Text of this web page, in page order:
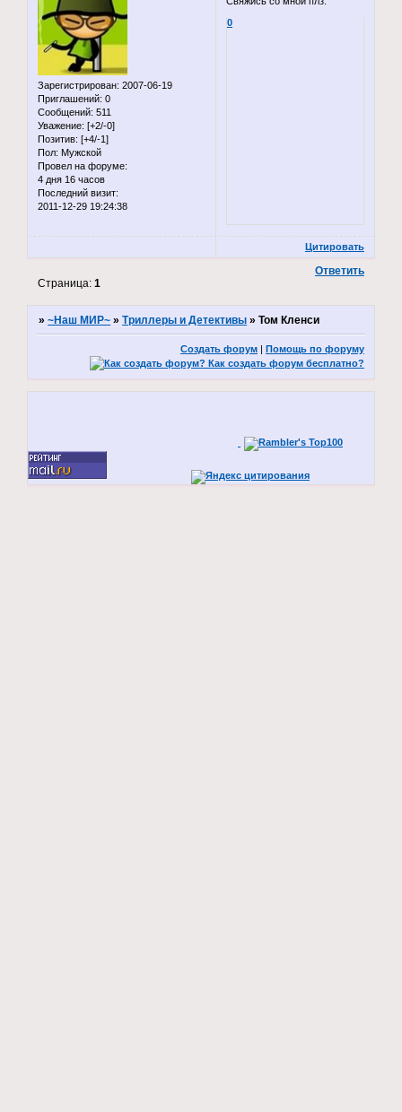
Зарегистрирован: 2007-06-19
Приглашений: 0
Сообщений: 511
Уважение: [+2/-0]
Позитив: [+4/-1]
Пол: Мужской
Провел на форуме:
4 дня 16 часов
Последний визит:
2011-12-29 19:24:38
0
Цитировать
Ответить
Страница:1
»~Наш МИР~ »Триллеры и Детективы »Том Кленси
Создать форум | Помощь по форуму